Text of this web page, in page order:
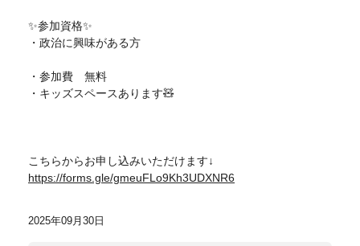
✨参加資格✨
・政治に興味がある方
・参加費 無料
・キッズスペースあります🧸
こちらからお申し込みいただけます↓
https://forms.gle/gmeuFLo9Kh3UDXNR6
2025年09月30日